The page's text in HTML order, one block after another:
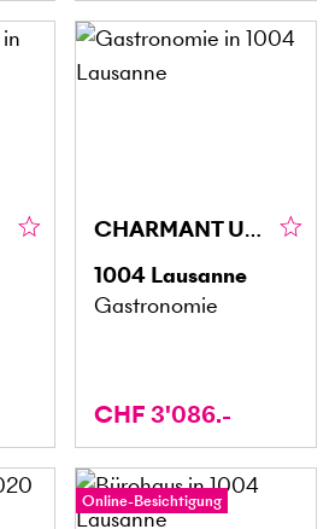
CHARMANT UND ZENTRAL MIT STAMMKUNDSCHAFT
1004 Lausanne
Gastronomie
CHF 3'086.-
Online-Besichtigung